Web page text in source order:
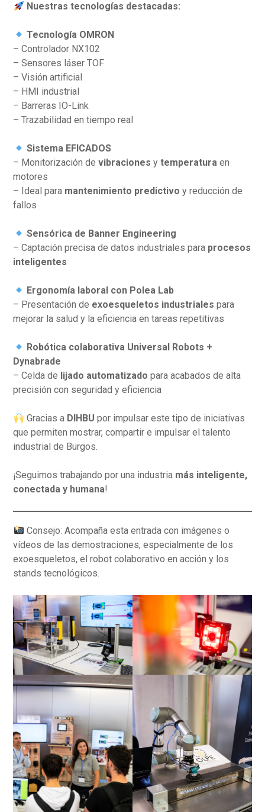
Nuestras tecnologías destacadas:
Tecnología OMRON
– Controlador NX102
– Sensores láser TOF
– Visión artificial
– HMI industrial
– Barreras IO-Link
– Trazabilidad en tiempo real
Sistema EFICADOS
– Monitorización devibraciones ytemperatura en
motores
– Ideal para mantenimiento predictivo y reducción de
fallos
Sensórica de Banner Engineering
– Captación precisa de datos industriales para procesos
inteligentes
Ergonomía laboral con Polea Lab
– Presentación de exoesqueletos industriales para
mejorar la salud y la eficiencia en tareas repetitivas
Robótica colaborativa Universal Robots +
Dynabrade
– Celda de lijado automatizado para acabados de alta
precisión con seguridad y eficiencia
Gracias a DIHBU por impulsar este tipo de iniciativas
que permiten mostrar, compartir e impulsar el talento
industrial de Burgos.
¡Seguimos trabajando por una industria más inteligente,
conectada y humana!
Consejo: Acompaña esta entrada con imágenes o
vídeos de las demostraciones, especialmente de los
exoesqueletos, el robot colaborativo en acción y los
stands tecnológicos.